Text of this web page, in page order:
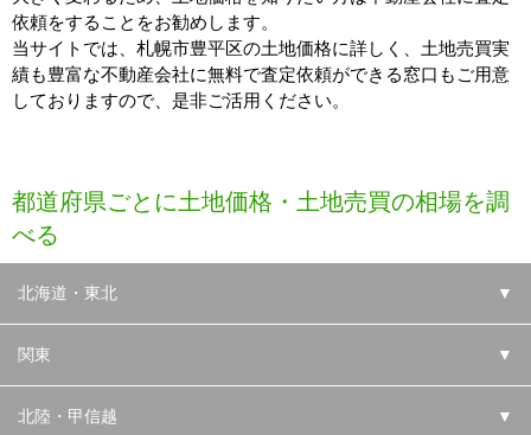
依頼をすることをお勧めします。
当サイトでは、札幌市豊平区の土地価格に詳しく、土地売買実
績も豊富な不動産会社に無料で査定依頼ができる窓口もご用意
しておりますので、是非ご活用ください。
都道府県ごとに土地価格・土地売買の相場を調
べる
北海道・東北 ▼
関東 ▼
北陸・甲信越 ▼